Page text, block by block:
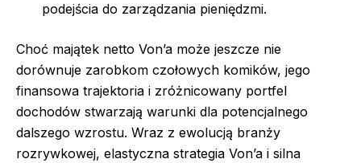
podejścia do zarządzania pieniędzmi.
Choć majątek netto Von’a może jeszcze nie
dorównuje zarobkom czołowych komików, jego
finansowa trajektoria i zróżnicowany portfel
dochodów stwarzają warunki dla potencjalnego
dalszego wzrostu. Wraz z ewolucją branży
rozrywkowej, elastyczna strategia Von’a i silna